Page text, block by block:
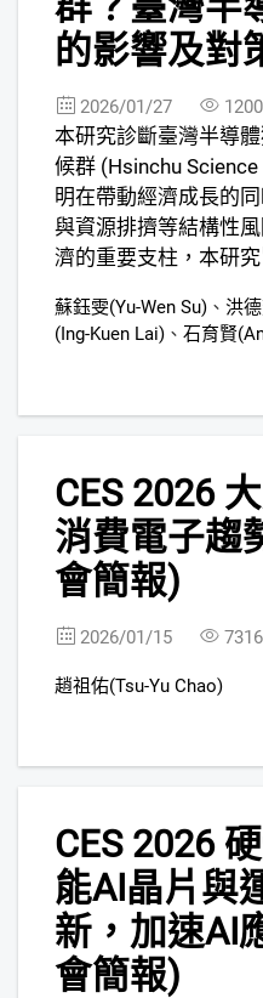
的影響及對
2026/01/27
本研究診斷臺灣半導
候群 (Hsinchu
明在帶動經濟成長的
與資源排擠等結構性
濟的重要支柱，本研
蘇鈺雯(Yu-Wen Su) 、 洪
(Ing-Kuen Lai) 、 石育賢
(Lilian Lee)、魏依玲(Yi-
CES 2026
消費電子趨
會簡報)
2026/01/15 7316
趙祖佑(Tsu-Yu Chao)
10CES 2026
能AI晶片與
新，加速AI
會簡報)